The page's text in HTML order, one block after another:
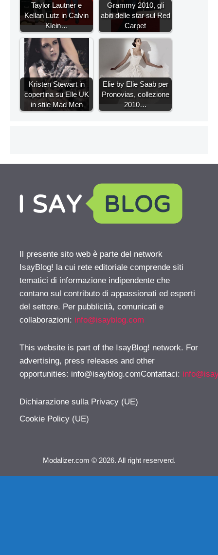
Taylor Lautner e
Kellan Lutz in Calvin
Klein…
Grammy 2010, gli
abiti delle star sul Red
Carpet
Kristen Stewart in
copertina su Elle UK
in stile Mad Men
Elie by Elie Saab per
Pronovias, collezione
2010…
Il presente sito web è parte del network
IsayBlog! la cui rete editoriale comprende siti
tematici di informazione indipendente che
contano sul contributo di appassionati ed esperti
del settore. Per pubblicità, comunicati e
collaborazioni: info@isayblog.com
This website is part of the IsayBlog! network. For
advertising, press releases and other
opportunities: info@isayblog.comContattaci:
Dichiarazione sulla Privacy (UE)
Cookie Policy (UE)
Modalizer.com © 2026. All right reserverd.